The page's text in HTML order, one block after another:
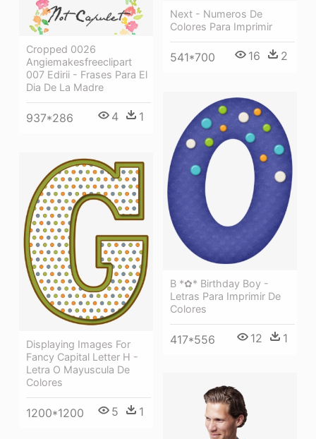
Next - Numeros De
Colores Para Imprimir
541*700 16 2
Cropped 0026
Angiemakesfreeclipart
007 Edirii - Frases Para El
Dia De La Madre
937*286 4 1
B *✿* Birthday Boy -
Letras Para Imprimir De
Colores
417*556 12 1
Displaying Images For
Fancy Capital Letter H -
Letra O Mayuscula De
Colores
1200*1200 5 1